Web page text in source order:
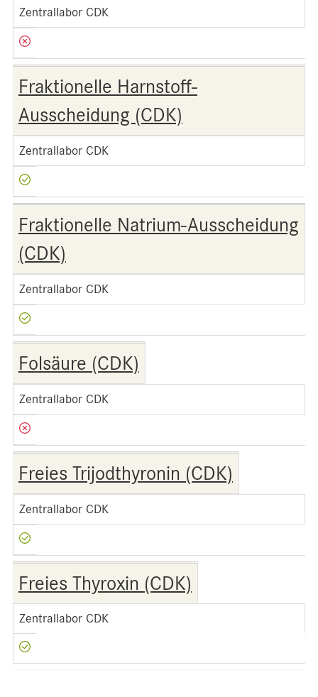
Zentrallabor CDK
Fraktionelle Harnstoff-
Ausscheidung (CDK)
Zentrallabor CDK
Fraktionelle Natrium-Ausscheidung
(CDK)
Zentrallabor CDK
Folsäure (CDK)
Zentrallabor CDK
Freies Trijodthyronin (CDK)
Zentrallabor CDK
Freies Thyroxin (CDK)
Zentrallabor CDK